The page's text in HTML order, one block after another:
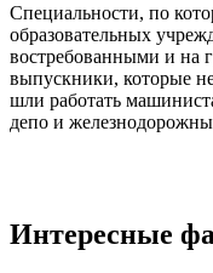
Специальности, по
образовательных
востребованными и на
выпускники, которые
шли работать
депо и
Интересные